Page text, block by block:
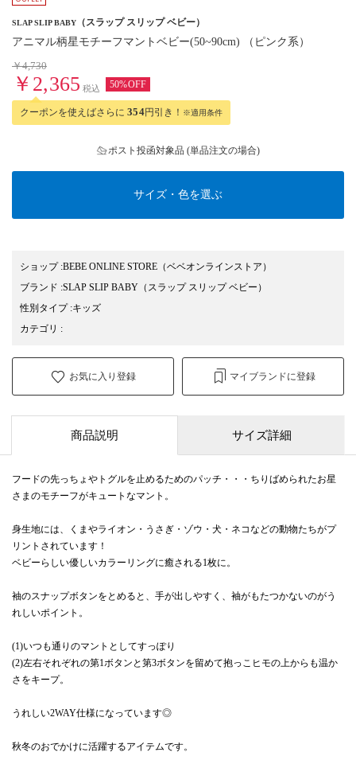
SLAP SLIP BABY （スラップ スリップ ベビー）
アニマル柄星モチーフマントベビー(50~90cm) （ピンク系）
￥4,730
￥2,365 税込 50%OFF
クーポンを使えばさらに 354円引き！ ※適用条件
ポスト投函対象品 (単品注文の場合)
サイズ・色を選ぶ
ショップ:BEBE ONLINE STORE（ベベオンラインストア）
ブランド :SLAP SLIP BABY （スラップ スリップ ベビー）
性別タイプ:キッズ
カテゴリ :
お気に入り登録 マイブランドに登録
商品説明 サイズ詳細
フードの先っちょやトグルを止めるためのパッチ・・・ちりばめられたお星
さまのモチーフがキュートなマント。
身生地には、くまやライオン・うさぎ・ゾウ・犬・ネコなどの動物たちがプ
リントされています！
ベビーらしい優しいカラーリングに癒される1枚に。
袖のスナップボタンをとめると、手が出しやすく、袖がもたつかないのがう
れしいポイント。
(1)いつも通りのマントとしてすっぽり
(2)左右それぞれの第1ボタンと第3ボタンを留めて抱っこヒモの上からも温か
さをキープ。
うれしい2WAY仕様になっています◎
秋冬のおでかけに活躍するアイテムです。